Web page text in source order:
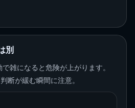
別
雑になると危険が上がります。
断が緩む瞬間に注意。